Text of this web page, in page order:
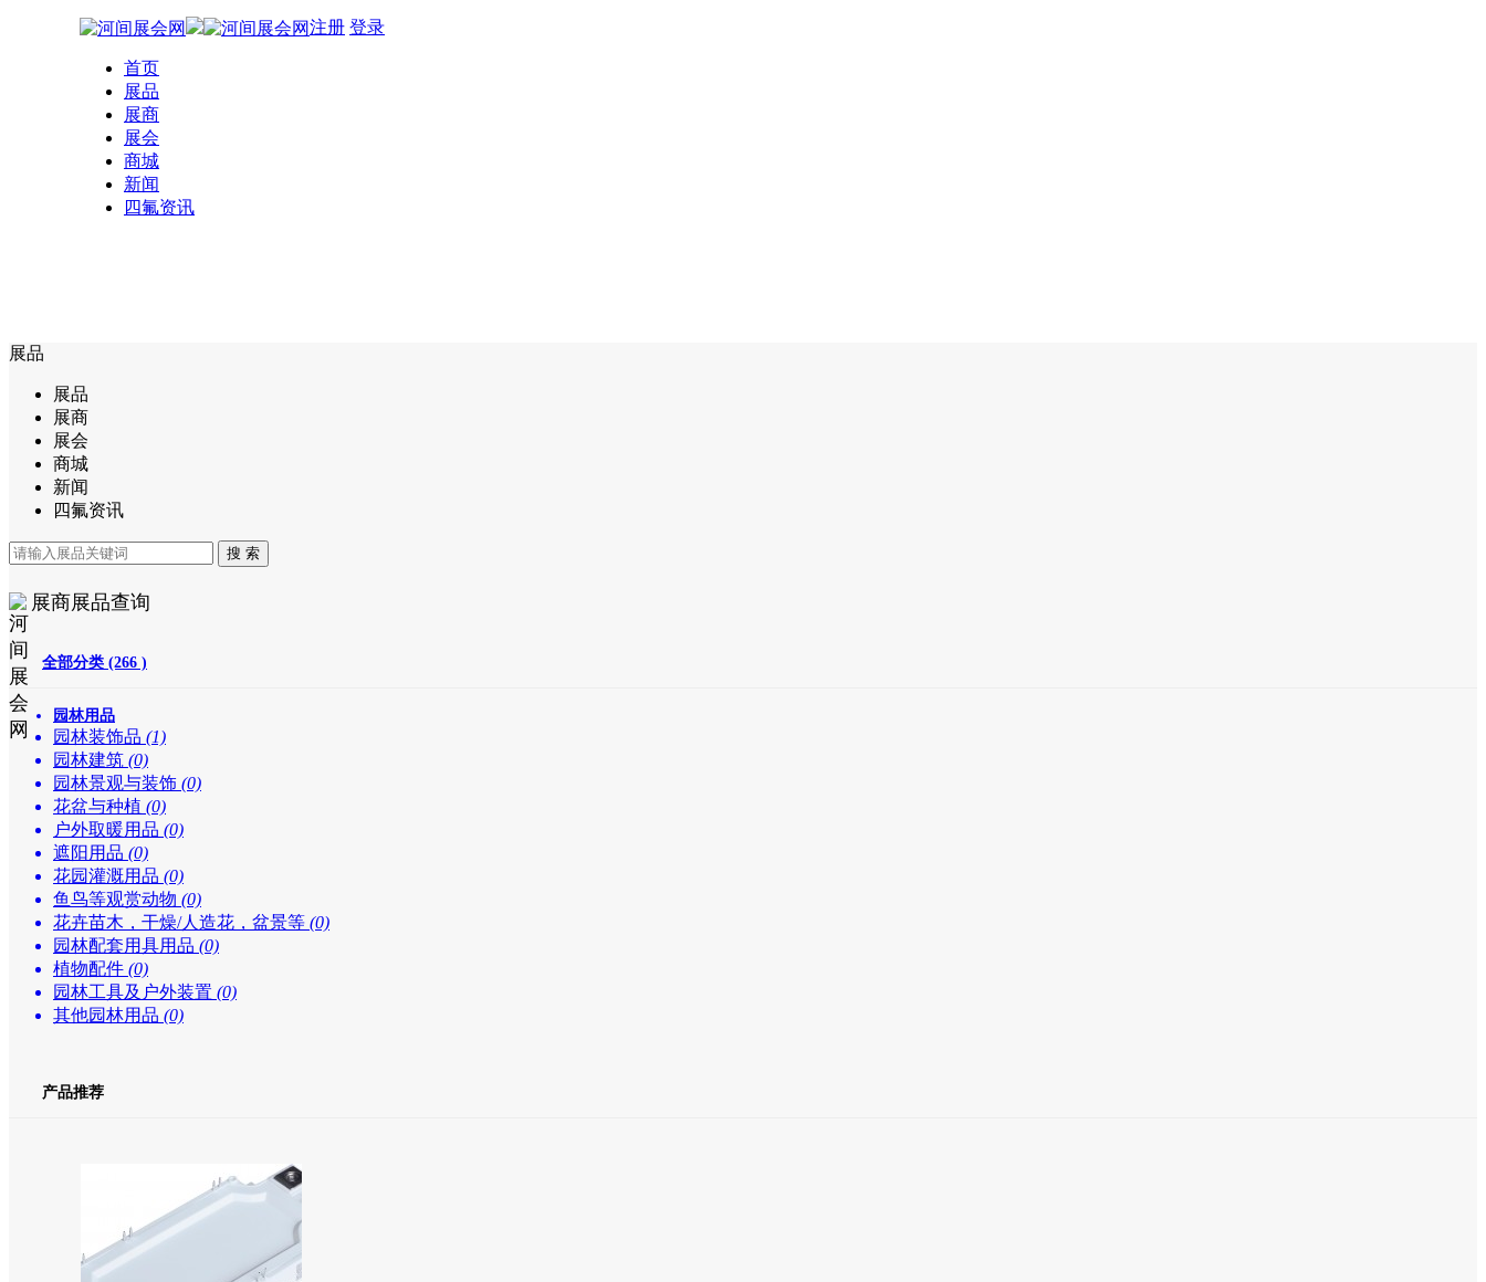
注册 登录
首页
展品
展商
展会
商城
新闻
四氟资讯
展品
展品
展商
展会
商城
新闻
四氟资讯
展商展品查询
全部分类 (266 )
园林用品
园林装饰品 (1)
园林建筑 (0)
园林景观与装饰 (0)
花盆与种植 (0)
户外取暖用品 (0)
遮阳用品 (0)
花园灌溉用品 (0)
鱼鸟等观赏动物 (0)
花卉苗木，干燥/人造花，盆景等 (0)
园林配套用具用品 (0)
植物配件 (0)
园林工具及户外装置 (0)
其他园林用品 (0)
产品推荐